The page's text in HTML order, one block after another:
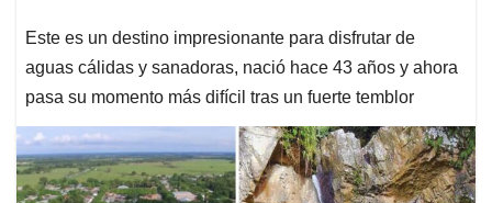
Este es un destino impresionante para disfrutar de
aguas cálidas y sanadoras, nació hace 43 años y ahora
pasa su momento más difícil tras un fuerte temblor